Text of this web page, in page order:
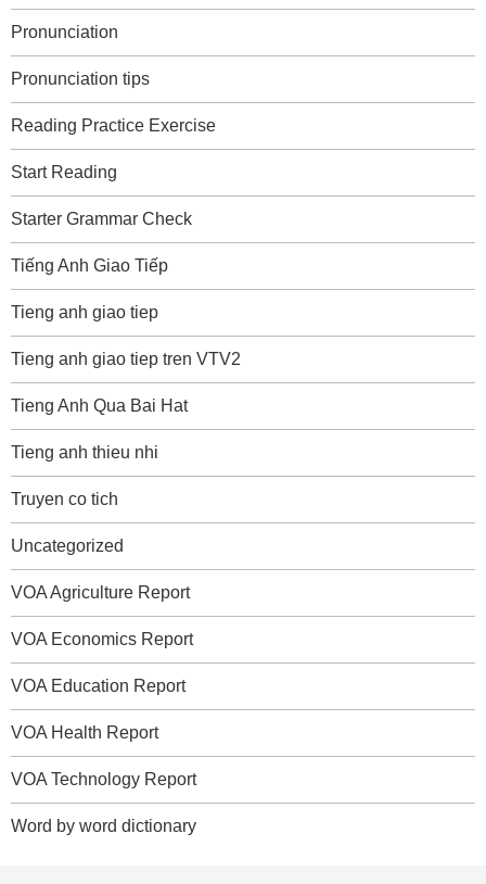
Pronunciation
Pronunciation tips
Reading Practice Exercise
Start Reading
Starter Grammar Check
Tiếng Anh Giao Tiếp
Tieng anh giao tiep
Tieng anh giao tiep tren VTV2
Tieng Anh Qua Bai Hat
Tieng anh thieu nhi
Truyen co tich
Uncategorized
VOA Agriculture Report
VOA Economics Report
VOA Education Report
VOA Health Report
VOA Technology Report
Word by word dictionary